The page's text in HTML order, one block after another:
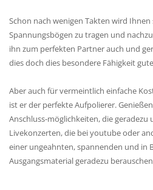
Schon nach wenigen Takten wird
Spannungsbögen zu tragen und
ihn zum perfekten Partner auch und
dies doch dies besondere Fähigkeit
Aber auch für vermeintlich einfache
ist er der perfekte Aufpolierer.
Anschluss-möglichkeiten, die geradezu
Livekonzerten, die bei youtube oder
einer ungeahnten, spannenden und in
Ausgangsmaterial geradezu